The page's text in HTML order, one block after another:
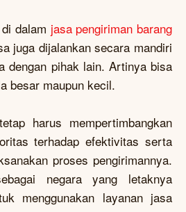
dalam jasa pengiriman barang
juga dijalankan secara mandiri
dengan pihak lain. Artinya bisa
besar maupun kecil.
harus mempertimbangkan
terhadap efektivitas serta
proses pengirimannya.
negara yang letaknya
menggunakan layanan jasa